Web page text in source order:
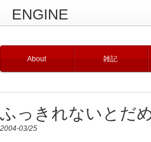
ENGINE
About 雑記
ふっきれないとだ
2004-03/25